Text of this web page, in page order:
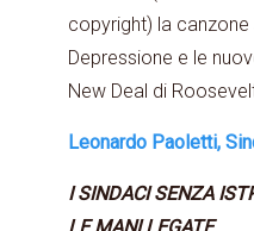
copyright) la
Depressione e le
New Deal di
Leonardo Paoletti,
I SINDACI SENZA